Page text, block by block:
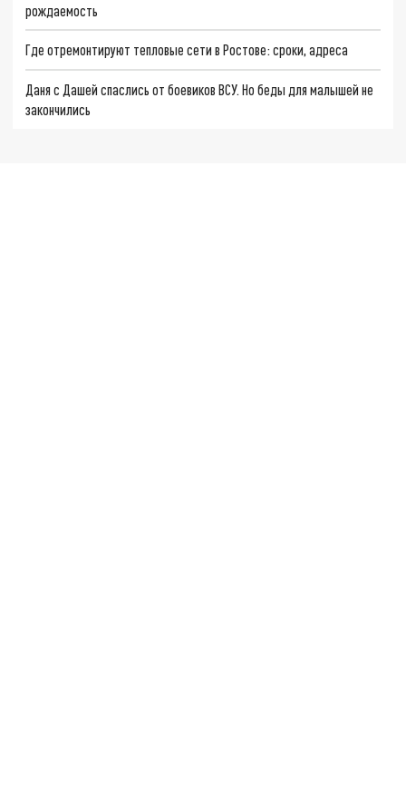
рождаемость
Где отремонтируют тепловые сети в Ростове: сроки, адреса
Даня с Дашей спаслись от боевиков ВСУ. Но беды для малышей не
закончились